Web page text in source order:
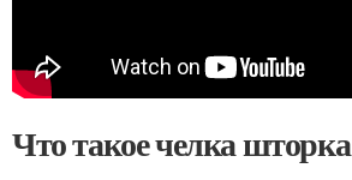
Что такое челка шторка